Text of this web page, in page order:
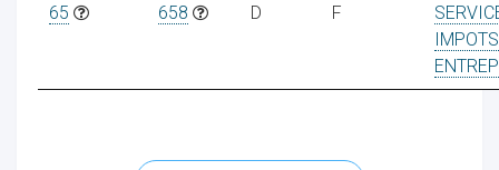
65 658 D F
IMPOTS